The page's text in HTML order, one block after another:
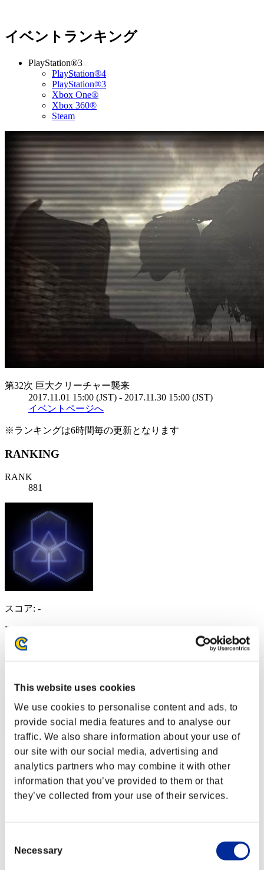
This website uses cookies
We use cookies to personalise content and ads, to
provide social media features and to analyse our
traffic. We also share information about your use of
our site with our social media, advertising and
analytics partners who may combine it with other
information that you’ve provided to them or that
they’ve collected from your use of their services.
Selection
Necessary
イベントランキング
PlayStation®3
PlayStation®4
PlayStation®3
Xbox One®
Xbox 360®
Steam
第32次 巨大クリーチャー襲来
2017.11.01 15:00 (JST) - 2017.11.30 15:00 (JST)
イベントページへ
※ランキングは6時間毎の更新となります
RANKING
RANK
881
スコア: -
RANK
Sora Inu Loop
スコア:162
RANK